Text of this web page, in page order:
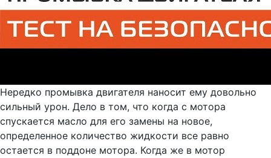
Нередко промывка двигателя наносит ему довольно
сильный урон. Дело в том, что когда с мотора
спускается масло для его замены на новое,
определенное количество жидкости все равно
остается в поддоне мотора. Когда же в мотор